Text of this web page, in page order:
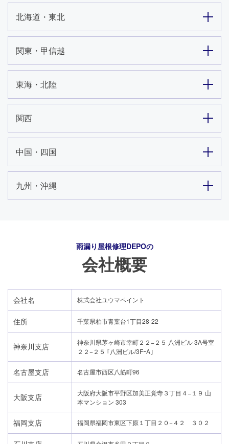
北海道・東北
関東・甲信越
東海・北陸
関西
中国・四国
九州・沖縄
雨漏り屋根修理DEPOの
会社概要
会社名 株式会社ユウマペイント
住所 千葉県柏市青葉台1丁目28-22
神奈川支店
神奈川県茅ヶ崎市幸町２２−２５ 八洲ビル 3A号室
２２−２５ ｢八洲ビル/3FｰA｣
名古屋支店 名古屋市西区八筋町96
大阪支店
大阪府大阪市平野区加美正覚寺３丁目４−１９ 山
本マンション 303
福岡支店 福岡県福岡市東区下原１丁目２０−４２ ３０２